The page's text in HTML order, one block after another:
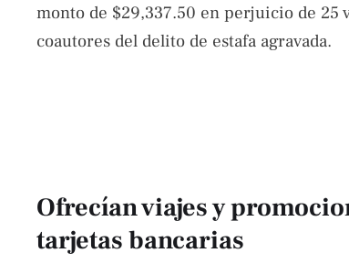
monto de $29,337.50 en perjuicio de 25
coautores del delito de estafa agravada.
Ofrecían viajes y
tarjetas bancarias